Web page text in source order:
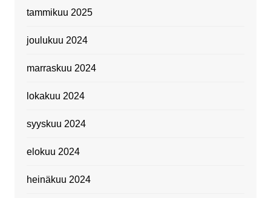
tammikuu 2025
joulukuu 2024
marraskuu 2024
lokakuu 2024
syyskuu 2024
elokuu 2024
heinäkuu 2024